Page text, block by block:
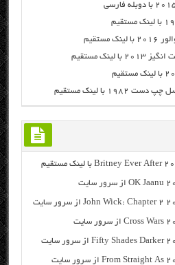
مستقیم
با لینک مستقیم